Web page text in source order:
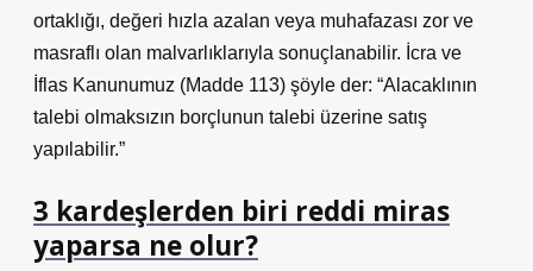
ortaklığı, değeri hızla azalan veya muhafazası zor ve
masraflı olan malvarlıklarıyla sonuçlanabilir. İcra ve
İflas Kanunumuz (Madde 113) şöyle der: “Alacaklının
talebi olmaksızın borçlunun talebi üzerine satış
yapılabilir.”
3 kardeşlerden biri reddi miras
yaparsa ne olur?